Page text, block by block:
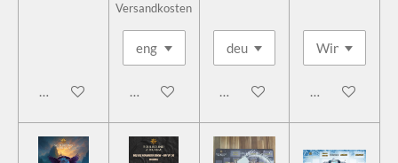
In den Warenkorb
Versandkosten
In den WarenkorbIn den WarenkorbIn den